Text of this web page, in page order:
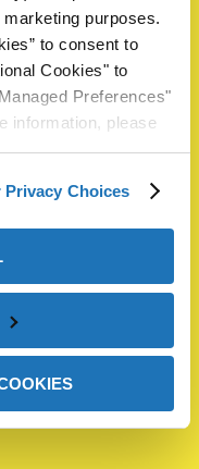
purposes.
to consent to
Cookies" to
Preferences"
information, please
Privacy Choices
su uso personal o